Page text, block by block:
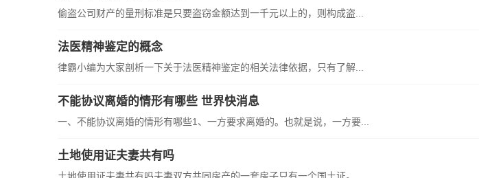
偷盗公司财产的量刑标准是只要盗窃金额达到一千元以上的，则构成盗...
法医精神鉴定的概念
律霸小编为大家剖析一下关于法医精神鉴定的相关法律依据，只有了解...
不能协议离婚的情形有哪些 世界快消息
一、不能协议离婚的情形有哪些1、一方要求离婚的。也就是说，一方要...
土地使用证夫妻共有吗